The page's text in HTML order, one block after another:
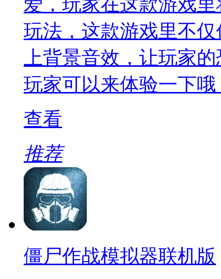
玩法，这款游戏里不
上背景音效，让玩家
玩家可以来体验一下
查看
推荐
僵尸作战模拟器联机版